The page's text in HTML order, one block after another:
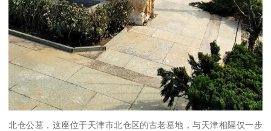
北仓公墓，这座位于天津市北仓区的古老墓地，与天津相隔仅一步